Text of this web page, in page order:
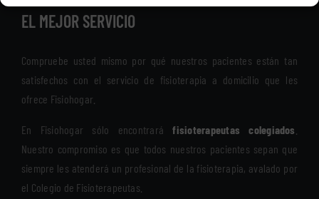
EL MEJOR SERVICIO
Compruebe usted mismo por qué nuestros pacientes están tan
satisfechos con el servicio de fisioterapia a domicilio que les
ofrece Fisiohogar.
En Fisiohogar sólo encontraráfisioterapeutas colegiados
Nuestro compromiso es que todos nuestros pacientes sepan que
siempre les atenderá un profesional de la fisioterapia, avalado por
el Colegio de Fisioterapeutas.